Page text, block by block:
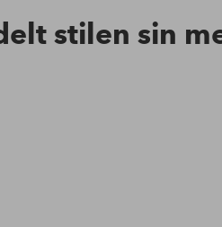
stilen sin